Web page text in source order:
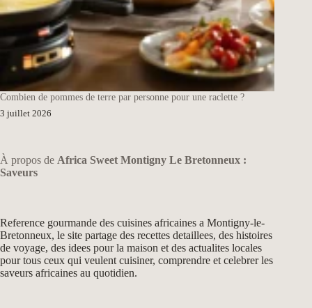
Combien de pommes de terre par personne pour une raclette ?
3 juillet 2026
À propos de Africa Sweet Montigny Le Bretonneux :
Saveurs
Reference gourmande des cuisines africaines a Montigny-le-
Bretonneux, le site partage des recettes detaillees, des histoires
de voyage, des idees pour la maison et des actualites locales
pour tous ceux qui veulent cuisiner, comprendre et celebrer les
saveurs africaines au quotidien.